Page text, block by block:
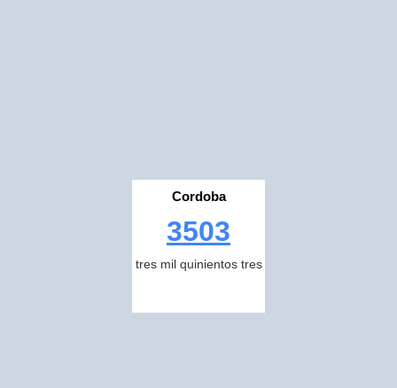
Cordoba
3503
tres mil quinientos tres